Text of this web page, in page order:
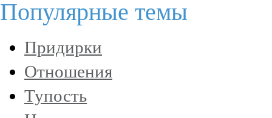
Популярные темы
Придирки
Отношения
Тупость